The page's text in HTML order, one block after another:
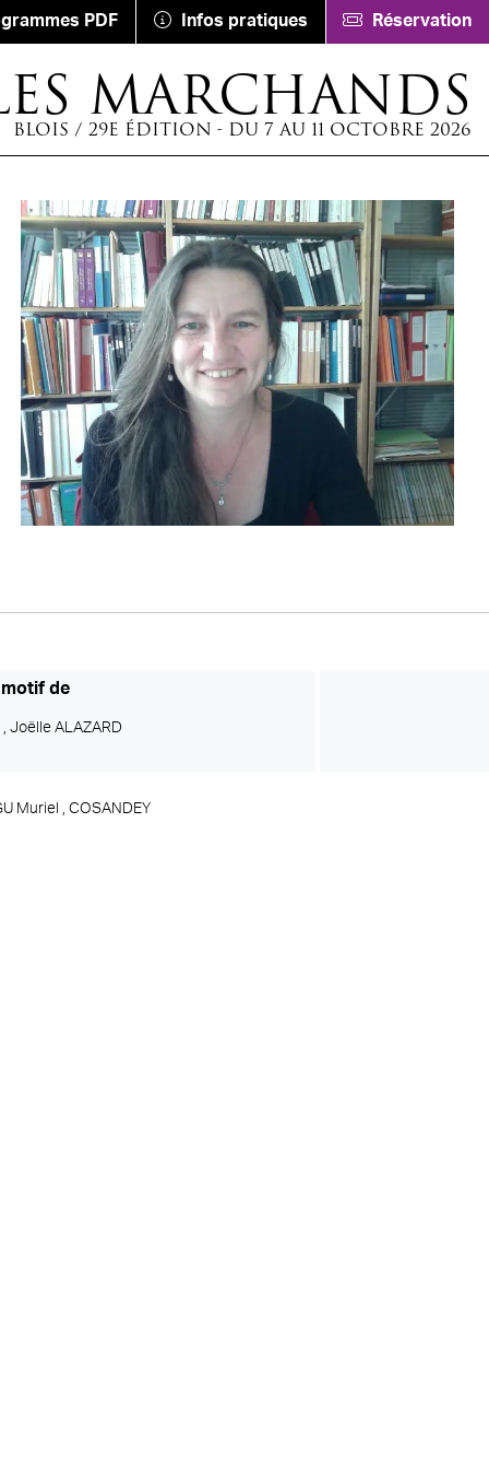
PDF Infos pratiques Réservation
MARCHANDS
BLOIS / 29E ÉDITION - DU 7 AU 11 OCTOBRE 2026
motif de
,Joëlle ALAZARD
Muriel ,COSANDEY